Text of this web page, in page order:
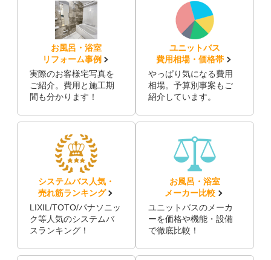
お風呂・浴室
リフォーム事例
実際のお客様宅写真を
ご紹介。費用と施工期
間も分かります！
ユニットバス
費用相場・価格帯
やっぱり気になる費用
相場。予算別事案もご
紹介しています。
システムバス人気・
売れ筋ランキング
LIXIL/TOTO/パナソニッ
ク等人気のシステムバ
スランキング！
お風呂・浴室
メーカー比較
ユニットバスのメーカ
ーを価格や機能・設備
で徹底比較！